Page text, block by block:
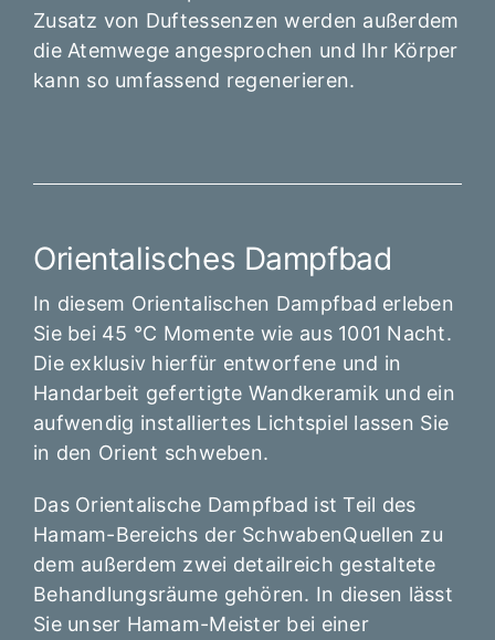
Zusatz von Duftessenzen werden außerdem
die Atemwege angesprochen und Ihr Körper
kann so umfassend regenerieren.
Orientalisches Dampfbad
In diesem Orientalischen Dampfbad erleben
Sie bei 45 °C Momente wie aus 1001 Nacht.
Die exklusiv hierfür entworfene und in
Handarbeit gefertigte Wandkeramik und ein
aufwendig installiertes Lichtspiel lassen Sie
in den Orient schweben.
Das Orientalische Dampfbad ist Teil des
Hamam-Bereichs der SchwabenQuellen zu
dem außerdem zwei detailreich gestaltete
Behandlungsräume gehören. In diesen lässt
Sie unser Hamam-Meister bei einer